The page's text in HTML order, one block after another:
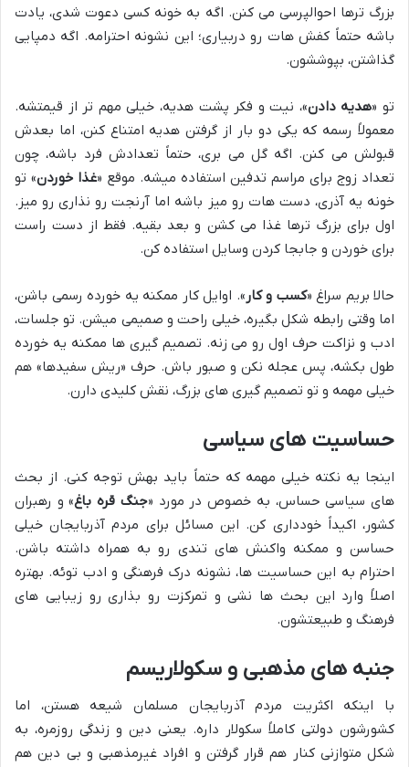
بزرگ ترها احوالپرسی می کنن. اگه به خونه کسی دعوت شدی، یادت
باشه حتماً کفش هات رو دربیاری؛ این نشونه احترامه. اگه دمپایی
گذاشتن، بپوششون.
تو «هدیه دادن»، نیت و فکر پشت هدیه، خیلی مهم تر از قیمتشه.
معمولاً رسمه که یکی دو بار از گرفتن هدیه امتناع کنن، اما بعدش
قبولش می کنن. اگه گل می بری، حتماً تعدادش فرد باشه، چون
تعداد زوج برای مراسم تدفین استفاده میشه. موقع «غذا خوردن» تو
خونه یه آذری، دست هات رو میز باشه اما آرنجت رو نذاری رو میز.
اول برای بزرگ ترها غذا می کشن و بعد بقیه. فقط از دست راست
برای خوردن و جابجا کردن وسایل استفاده کن.
حالا بریم سراغ «کسب و کار ». اوایل کار ممکنه یه خورده رسمی باشن،
اما وقتی رابطه شکل بگیره، خیلی راحت و صمیمی میشن. تو جلسات،
ادب و نزاکت حرف اول رو می زنه. تصمیم گیری ها ممکنه یه خورده
طول بکشه، پس عجله نکن و صبور باش. حرف «ریش سفیدها» هم
خیلی مهمه و تو تصمیم گیری های بزرگ، نقش کلیدی دارن.
حساسیت های سیاسی
اینجا یه نکته خیلی مهمه که حتماً باید بهش توجه کنی. از بحث
های سیاسی حساس، به خصوص در مورد «جنگ قره باغ» و رهبران
کشور، اکیداً خودداری کن. این مسائل برای مردم آذربایجان خیلی
حساسن و ممکنه واکنش های تندی رو به همراه داشته باشن.
احترام به این حساسیت ها، نشونه درک فرهنگی و ادب توئه. بهتره
اصلاً وارد این بحث ها نشی و تمرکزت رو بذاری رو زیبایی های
فرهنگ و طبیعتشون.
جنبه های مذهبی و سکولاریسم
با اینکه اکثریت مردم آذربایجان مسلمان شیعه هستن، اما
کشورشون دولتی کاملاً سکولار داره. یعنی دین و زندگی روزمره، به
شکل متوازنی کنار هم قرار گرفتن و افراد غیرمذهبی و بی دین هم